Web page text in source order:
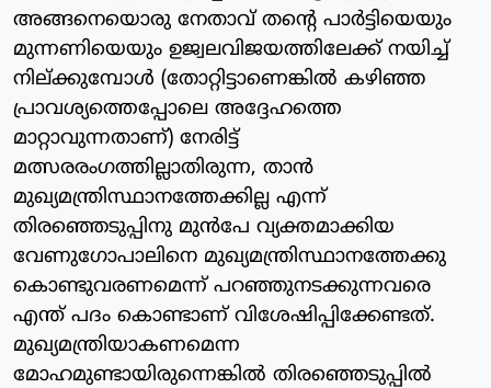
അങ്ങനെയൊരു നേതാവ് തന്റെ പാര്‍ട്ടിയെയും
മുന്നണിയെയും ഉജ്വലവിജയത്തിലേക്ക് നയിച്ച്
നില്ക്കുമ്പോള്‍ (തോറ്റിട്ടാണെങ്കില്‍ കഴിഞ്ഞ
പ്രാവശ്യത്തെപ്പോലെ അദ്ദേഹത്തെ
മാറ്റാവുന്നതാണ്) നേരിട്ട്
മത്സരരംഗത്തില്ലാതിരുന്ന, താന്‍
മുഖ്യമന്ത്രിസ്ഥാനത്തേക്കില്ല എന്ന്
തിരഞ്ഞെടുപ്പിനു മുന്‍പേ വ്യക്തമാക്കിയ
വേണുഗോപാലിനെ മുഖ്യമന്ത്രിസ്ഥാനത്തേക്കു
കൊണ്ടുവരണമെന്ന് പറഞ്ഞുനടക്കുന്നവരെ
എന്ത് പദം കൊണ്ടാണ് വിശേഷിപ്പിക്കേണ്ടത്.
മുഖ്യമന്ത്രിയാകണമെന്ന
മോഹമുണ്ടായിരുന്നെങ്കില്‍ തിരഞ്ഞെടുപ്പില്‍